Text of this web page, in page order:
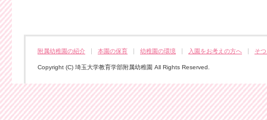
附属幼稚園の紹介 本園の保育 幼稚園の環境 入園をお考えの方へ そ
Copyright (C) 埼玉大学教育学部附属幼稚園 All Rights Reserved.